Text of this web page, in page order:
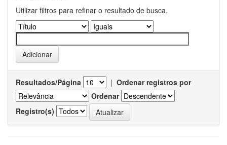
Utilizar filtros para refinar o resultado de busca.
Resultados/Página | Ordenar registros por
Ordenar
Registro(s)